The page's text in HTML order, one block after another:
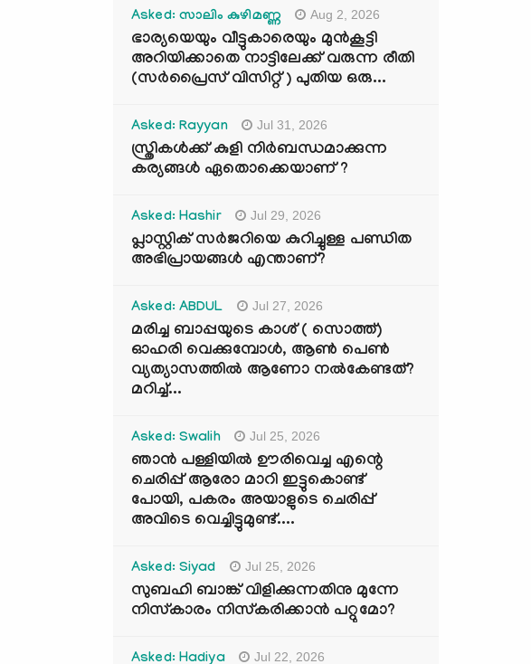
Asked: സാലിം കുഴിമണ്ണ Aug 2, 2026
ഭാര്യയെയും വീട്ടുകാരെയും മുൻകൂട്ടി
അറിയിക്കാതെ നാട്ടിലേക്ക് വരുന്ന രീതി
(സർപ്രൈസ് വിസിറ്റ് ) പുതിയ ഒരു...
Asked: Rayyan Jul 31, 2026
സ്ത്രികൾക്ക് കുളി നിർബന്ധമാക്കുന്ന
കര്യങ്ങൾ ഏതൊക്കെയാണ് ?
Asked: Hashir Jul 29, 2026
പ്ലാസ്റ്റിക് സർജറിയെ കുറിച്ചുള്ള പണ്ഡിത
അഭിപ്രായങ്ങൾ എന്താണ്?
Asked: ABDUL Jul 27, 2026
മരിച്ച ബാപ്പയുടെ കാശ് ( സൊത്ത്)
ഓഹരി വെക്കുമ്പോൾ, ആണ്‍ പെണ്‍
വ്യത്യാസത്തില്‍ ആണോ നല്‍കേണ്ടത്?
മറിച്ച്...
Asked: Swalih Jul 25, 2026
ഞാൻ പള്ളിയിൽ ഊരിവെച്ച എന്റെ
ചെരിപ്പ് ആരോ മാറി ഇട്ടുകൊണ്ട്
പോയി, പകരം അയാളുടെ ചെരിപ്പ്
അവിടെ വെച്ചിട്ടുമുണ്ട്....
Asked: Siyad Jul 25, 2026
സുബഹി ബാങ്ക് വിളിക്കുന്നതിനു മുന്നേ
നിസ്കാരം നിസ്കരിക്കാൻ പറ്റുമോ?
Asked: Hadiya Jul 22, 2026